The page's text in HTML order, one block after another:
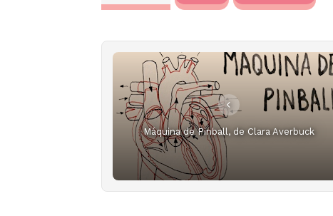
Máquina de Pinball, de Clara Averbuck